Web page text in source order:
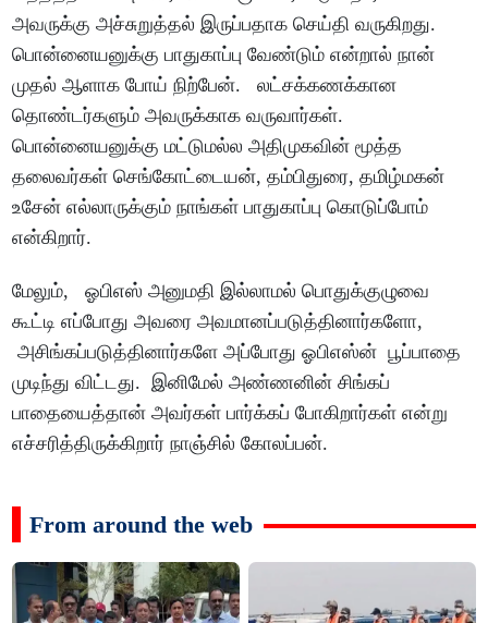
அவருக்கு அச்சுறுத்தல் இருப்பதாக செய்தி வருகிறது.
பொன்னையனுக்கு பாதுகாப்பு வேண்டும் என்றால் நான்
முதல் ஆளாக போய் நிற்பேன். லட்சக்கணக்கான
தொண்டர்களும் அவருக்காக வருவார்கள்.
பொன்னையனுக்கு மட்டுமல்ல அதிமுகவின் மூத்த
தலைவர்கள் செங்கோட்டையன், தம்பிதுரை, தமிழ்மகன்
உசேன் எல்லாருக்கும் நாங்கள் பாதுகாப்பு கொடுப்போம்
என்கிறார்.
மேலும், ஓபிஎஸ் அனுமதி இல்லாமல் பொதுக்குழுவை
கூட்டி எப்போது அவரை அவமானப்படுத்தினார்களோ,
அசிங்கப்படுத்தினார்களே அப்போது ஓபிஎஸ்ன் பூப்பாதை
முடிந்து விட்டது. இனிமேல் அண்ணனின் சிங்கப்
பாதையைத்தான் அவர்கள் பார்க்கப் போகிறார்கள் என்று
எச்சரித்திருக்கிறார் நாஞ்சில் கோலப்பன்.
From around the web